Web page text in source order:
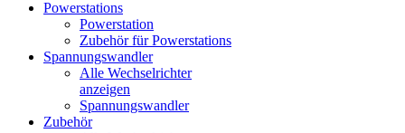
Powerstations
Powerstation
Zubehör für Powerstations
Spannungswandler
Alle Wechselrichter
anzeigen
Spannungswandler
Zubehör